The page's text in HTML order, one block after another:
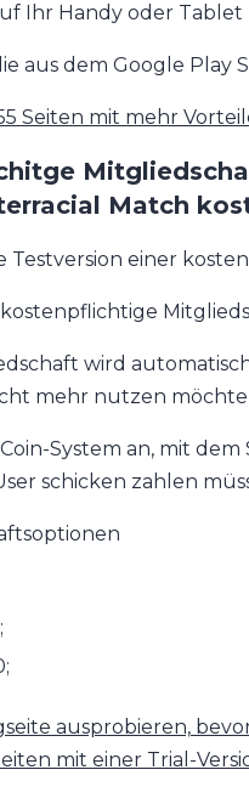
Ihr Handy oder
aus dem Google
Seiten mit mehr
Match
einer
wird
mehr nutzen
System an, mit
schicken zahlen
ausprobieren,
mit einer Trial-